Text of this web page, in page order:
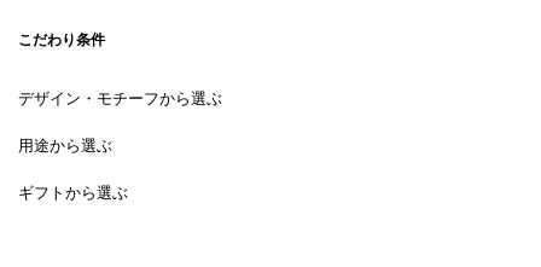
こだわり条件
デザイン・モチーフから選ぶ
用途から選ぶ
ギフトから選ぶ